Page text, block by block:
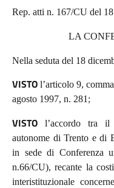
Rep. atti n. 167/CU del
LA
Nella seduta del 18
VISTOl’articolo 9,
agosto 1997, n. 281;
VISTO l’accordo tra il
autonome di Trento e di
in sede di Conferenza
n.66/CU), recante la
interistituzionale